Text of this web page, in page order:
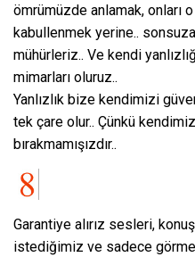
ömrümüzde anlamak, onları
kabullenmek yerine..
mühürleriz.. Ve kendi
mimarları oluruz..
Yanlızlık bize kendimizi
tek çare olur.. Çünkü
bırakmamışızdır..
Garantiye alırız sesleri,
istediğimiz ve sadece